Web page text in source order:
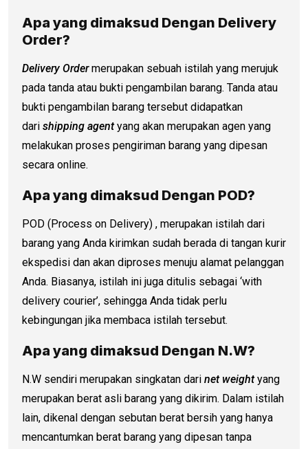
Apa yang dimaksud Dengan Delivery
Order?
Delivery Ordermerupakan sebuah istilah yang merujuk
pada tanda atau bukti pengambilan barang. Tanda atau
bukti pengambilan barang tersebut didapatkan
dari shipping agentyang akan merupakan agen yang
melakukan proses pengiriman barang yang dipesan
secara online.
Apa yang dimaksud Dengan POD?
POD (Process on Delivery) , merupakan istilah dari
barang yang Anda kirimkan sudah berada di tangan kurir
ekspedisi dan akan diproses menuju alamat pelanggan
Anda. Biasanya, istilah ini juga ditulis sebagai ‘with
delivery courier’, sehingga Anda tidak perlu
kebingungan jika membaca istilah tersebut.
Apa yang dimaksud Dengan N.W?
N.W sendiri merupakan singkatan dari net weightyang
merupakan berat asli barang yang dikirim. Dalam istilah
lain, dikenal dengan sebutan berat bersih yang hanya
mencantumkan berat barang yang dipesan tanpa